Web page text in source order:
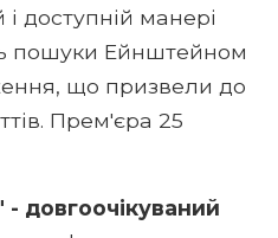
доступній манері
пошуки Ейнштейном
що призвели до
Прем'єра 25
довгоочікуваний